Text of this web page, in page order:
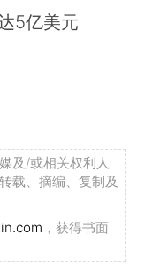
5亿美元
及/或相关权利人
载、摘编、复制及
，获得书面